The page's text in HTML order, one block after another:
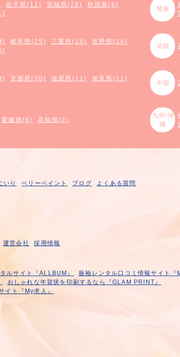
岩手県(11) 宮城県(26)
秋田県(6)
関東
岐阜県(25) 三重県(15)
長野県(24)
北陸
京都府(30) 滋賀県(11)
奈良県(21)
中国
愛媛県(6) 高知県(2)
九州/沖
縄
いり ベリーペイント ブログ よくある質問
運営会社 採用情報
ルサイト『ALLBUM』
振袖レンタル口コミ情報サイト『
おしゃれな年賀状を印刷するなら『GLAM PRINT』
イト『My求人』